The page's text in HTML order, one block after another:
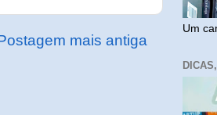
mais antiga
Um